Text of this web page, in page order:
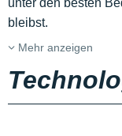
unter den besten
bleibst.
Mehr anzeigen